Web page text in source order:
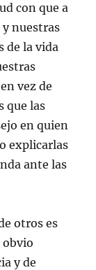
con que a
nuestras
de la vida
vez de
que las
en quien
explicarlas
ante las
otros es
obvio
y de